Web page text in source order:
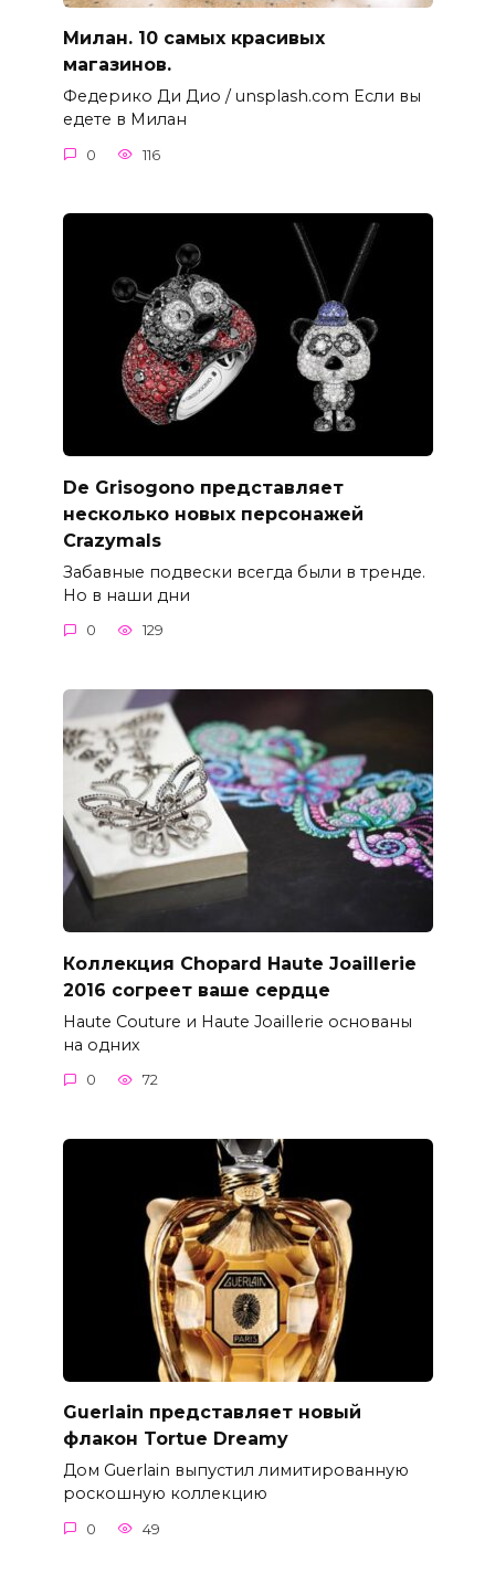
Милан. 10 самых красивых
магазинов.
Федерико Ди Дио / unsplash.com Если вы
едете в Милан
0 116
De Grisogono представляет
несколько новых персонажей
Crazymals
Забавные подвески всегда были в тренде.
Но в наши дни
0 129
Коллекция Chopard Haute Joaillerie
2016 согреет ваше сердце
Haute Couture и Haute Joaillerie основаны
на одних
0 72
Guerlain представляет новый
флакон Tortue Dreamy
Дом Guerlain выпустил лимитированную
роскошную коллекцию
0 49